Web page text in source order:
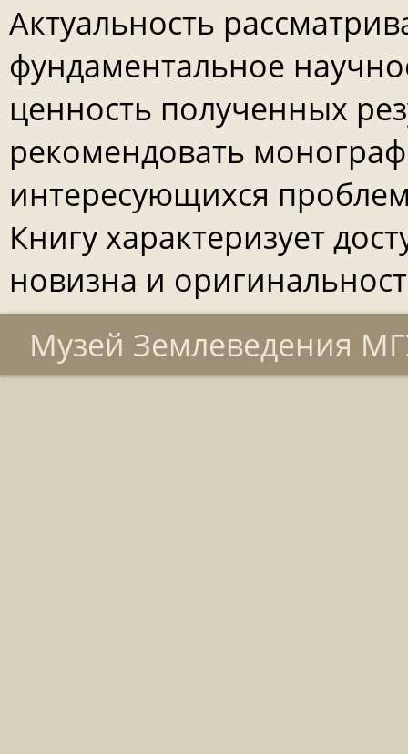
Актуальность
фундаментальное
ценность полученных
рекомендовать
интересующихся
Книгу характеризует
новизна и
Музей Землеведения